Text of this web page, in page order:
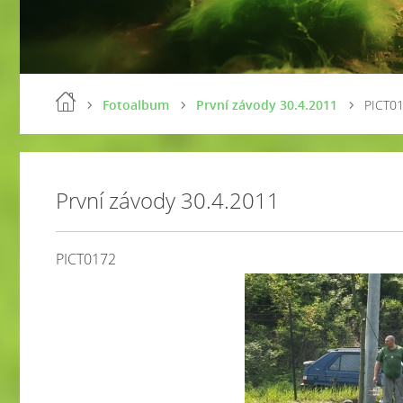
Fotoalbum První závody 30.4.2011
První závody 30.4.2011
PICT0172